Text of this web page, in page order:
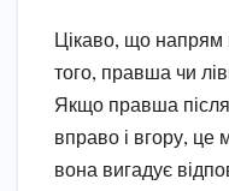
Цікаво, що напрям
того, правша чи
Якщо правша
вправо і вгору, це
вона вигадує